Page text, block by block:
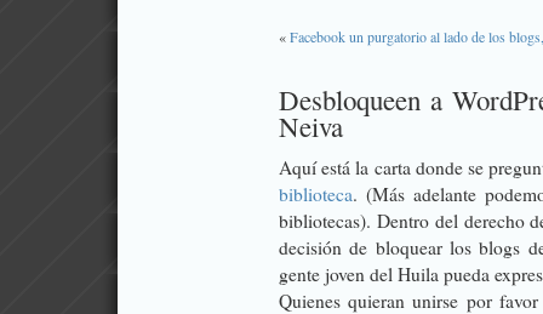
«Facebook un purgatorio al lado de los
Desbloqueen a
Neiva
Aquí está la carta donde se
biblioteca. (Más adelante
bibliotecas). Dentro del derecho
decisión de bloquear los blogs
gente joven del Huila pueda
Quienes quieran unirse por